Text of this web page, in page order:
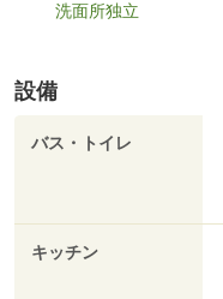
洗面所独立
設備
バス・トイレ
キッチン